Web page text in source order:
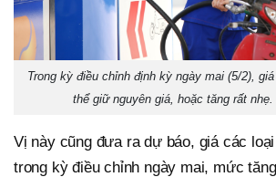
Trong kỳ điều chỉnh định kỳ ngày mai (5/2),
thể giữ nguyên giá, hoặc tăng rất
Vị này cũng đưa ra dự báo, giá các
trong kỳ điều chỉnh ngày mai, mức